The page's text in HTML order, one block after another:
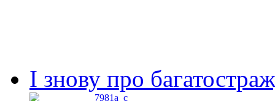
І знову про